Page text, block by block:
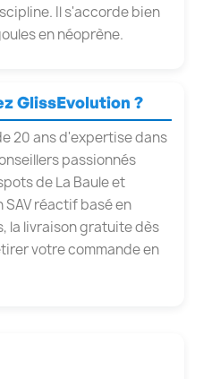
Il s'accorde bien
en néoprène.
GlissEvolution ?
20 ans d'expertise dans
passionnés
de La Baule et
SAV réactif basé en
la livraison gratuite dès
votre commande en